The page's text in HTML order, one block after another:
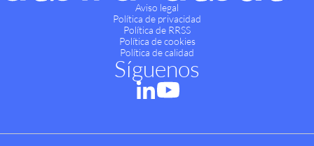
Aviso legal
Política de privacidad
Política de RRSS
Política de cookies
Política de calidad
Síguenos